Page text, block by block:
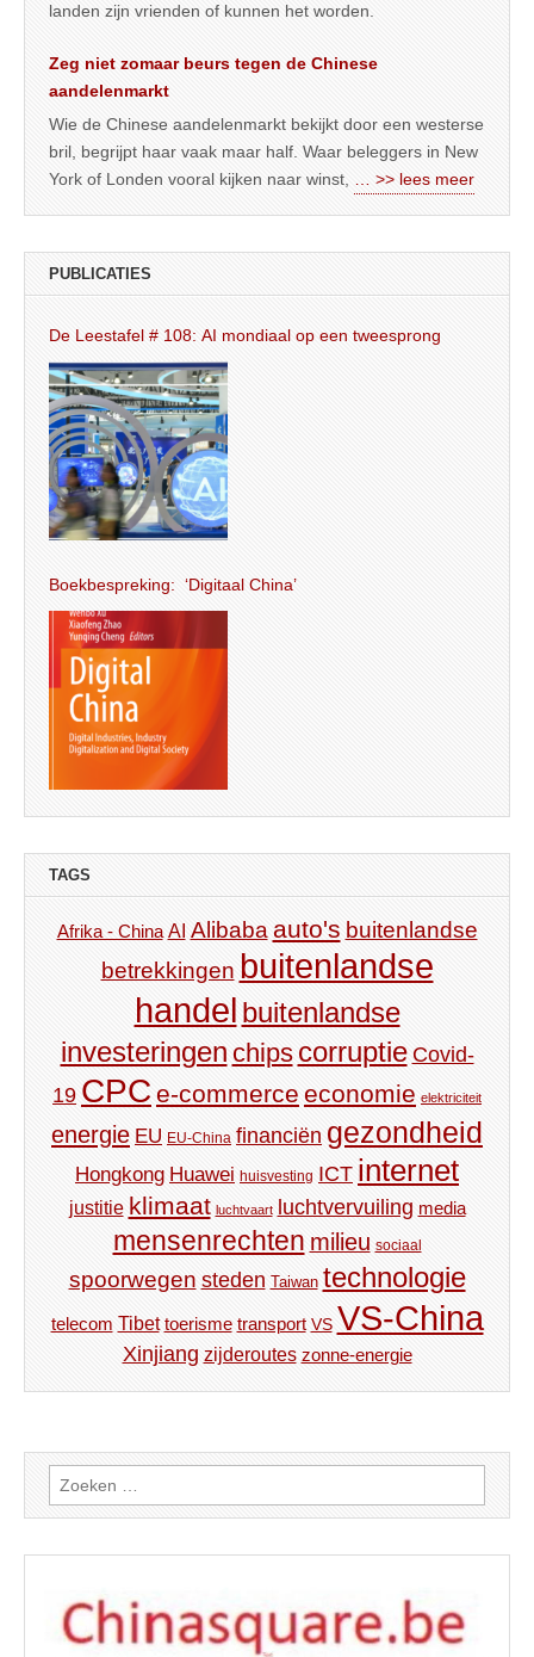
landen zijn vrienden of kunnen het worden.
Zeg niet zomaar beurs tegen de Chinese
aandelenmarkt
Wie de Chinese aandelenmarkt bekijkt door een westerse
bril, begrijpt haar vaak maar half. Waar beleggers in New
York of Londen vooral kijken naar winst,
… >> lees meer
PUBLICATIES
De Leestafel # 108: AI mondiaal op een tweesprong
Boekbespreking: ‘Digitaal China’
TAGS
Afrika - China AI Alibaba auto's buitenlandse
betrekkingen buitenlandse
handel buitenlandse
investeringen chips corruptie Covid-
19 CPC e-commerce economie elektriciteit
energie EU EU-China financiën gezondheid
Hongkong Huawei huisvesting ICT internet
justitie klimaat luchtvaart luchtvervuiling media
mensenrechten milieu sociaal
spoorwegen steden Taiwan technologie
telecom Tibet toerisme transport VS VS-China
Xinjiang zijderoutes zonne-energie
Zoeken
naar: